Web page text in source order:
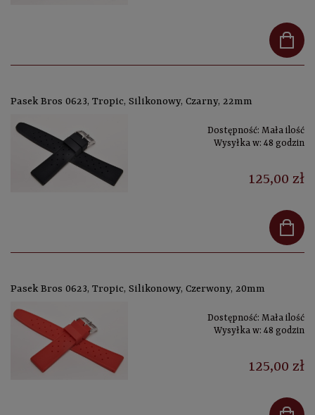
Pasek Bros 0623, Tropic, Silikonowy, Czarny, 22mm
Dostępność: Mała ilość
Wysyłka w: 48 godzin
125,00 zł
Pasek Bros 0623, Tropic, Silikonowy, Czerwony, 20mm
Dostępność: Mała ilość
Wysyłka w: 48 godzin
125,00 zł